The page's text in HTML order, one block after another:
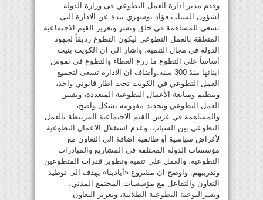
وقدم مدير ادارة العمل التطوعي في وزارة الدولة
لشؤون الشباب فؤاد بوشهري نبذة عن الادارة التي
تسعى للمساهمة في خلق ونشر وتعزيز القيم الاجتماعية
المتعلقة بالعمل التطوعي ليكون التطوع رديفاً لجهود
الدولة في مجال التنمية، واشار الى ان الكويت بنيت
أساساً على التطوع ما زرع العطاء والتطوع في نفوس
ابنائها منذ 300 سنة.وأضاف ان الادارة تسعى لتجميع
العمل التطوعي في الكويت تحت اطار قانوني واحد،
وتنظيم ومتابعة الأعمال التطوعية المتعددة، وتقنين
العمل التطوعي وتحديد مفهومه بشكل واضح،
والمساهمة في غرس القيم الاجتماعية المرتبطة بالعمل
التطوعي بين الشباب، وعدم استغلال الاعمال التطوعية
لأغراض سياسية أو طائفية اضافة الى التعاون مع
مؤسسات الدولة المختلفة في المشاريع والمبادرات
التطوعية، والعمل على تنمية وتطوير قدرات المتطوعين
وتدريبهم. واوضح ان مشروع «أيادينا» يهدف الى توطيد
التعاون والتفاعل مع مؤسسات المجتمع المدني،
ونشرالتوعية التطوعية الطلابية، وتعزيز التعاون